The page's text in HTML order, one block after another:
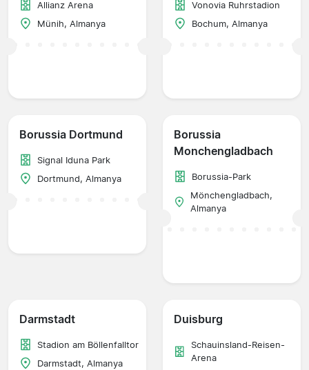
Allianz Arena
Münih, Almanya
Vonovia Ruhrstadion
Bochum, Almanya
Borussia Dortmund
Signal Iduna Park
Dortmund, Almanya
Borussia
Monchengladbach
Borussia-Park
Mönchengladbach,
Almanya
Darmstadt
Stadion am Böllenfalltor
Darmstadt, Almanya
Duisburg
Schauinsland-Reisen-
Arena